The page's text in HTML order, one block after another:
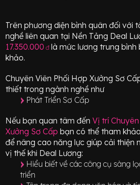
Trên phương diện bình quân đối với
nghề liên quan tại Nền Tảng Deal
17.350.000 đlà mức lương trung bình
khảo.
Chuyên Viên Phối Hợp Xưởng Sơ
thiết trong ngành nghề như
Phát Triển Sơ Cấp
Nếu bạn quan tâm đến Vị trí
Xưởng Sơ Cấp bạn có thể tham
để nâng cao năng lực giúp cải thiện
vị thế khi Deal Lương:
Hiểu biết về các công cụ sàng
triển